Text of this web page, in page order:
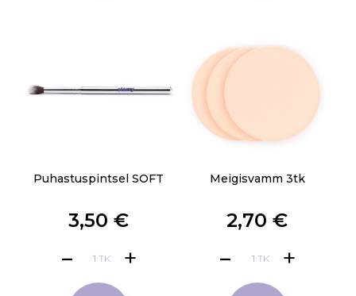
Puhastuspintsel SOFT
3,50 €
TK
Meigisvamm 3tk
2,70 €
TK